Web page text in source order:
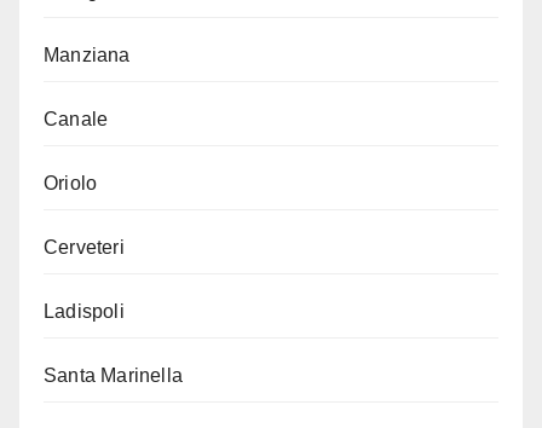
Manziana
Canale
Oriolo
Cerveteri
Ladispoli
Santa Marinella